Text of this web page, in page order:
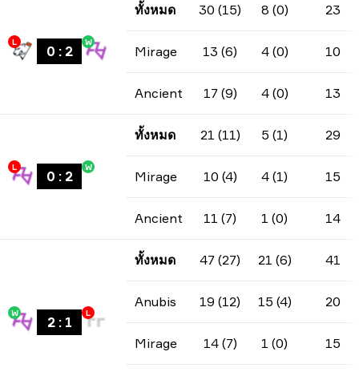
L
0 : 2
W
ทั้งหมด 30 (15) 8 (0) 23
Mirage 13 (6) 4 (0) 10
Ancient 17 (9) 4 (0) 13
L
0 : 2
W
ทั้งหมด 21 (11) 5 (1) 29
Mirage 10 (4) 4 (1) 15
Ancient 11 (7) 1 (0) 14
W
2: 1
L
ทั้งหมด 47 (27) 21 (6) 41
Anubis 19 (12) 15 (4) 20
Mirage 14 (7) 1 (0) 15